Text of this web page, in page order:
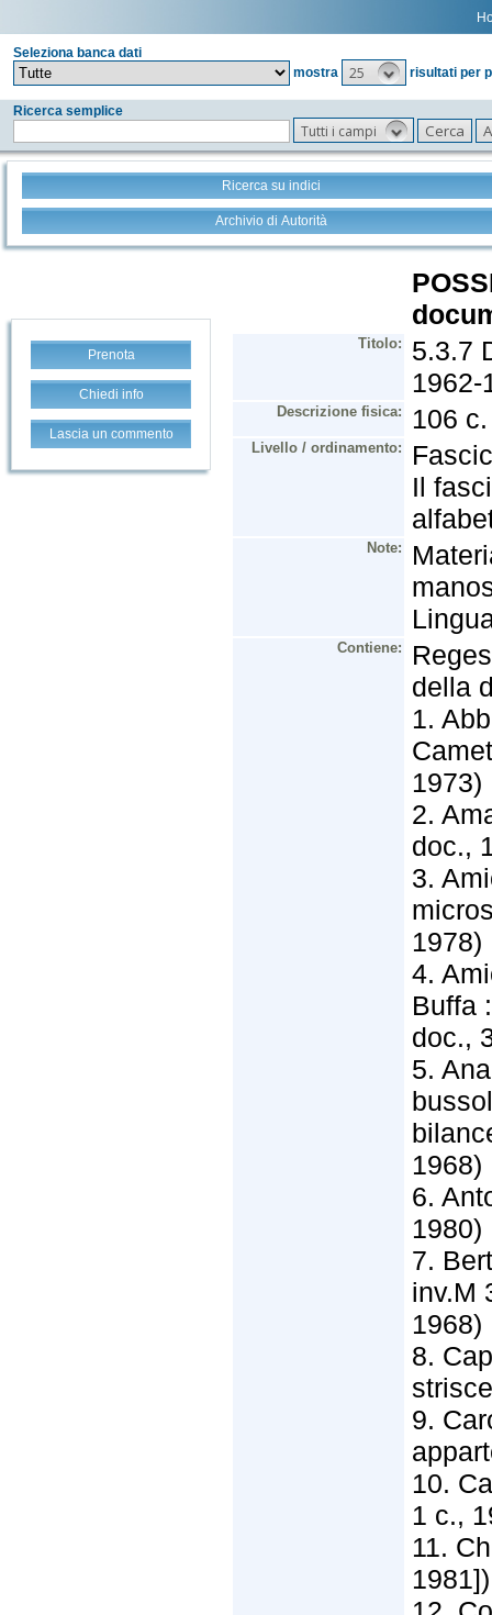
Seleziona banca dati
mostra
25 risultati per
Ricerca semplice
Tutti i campi
Ricerca su indici
Archivio di Autorità
Prenota
Chiedi info
Lascia un commento